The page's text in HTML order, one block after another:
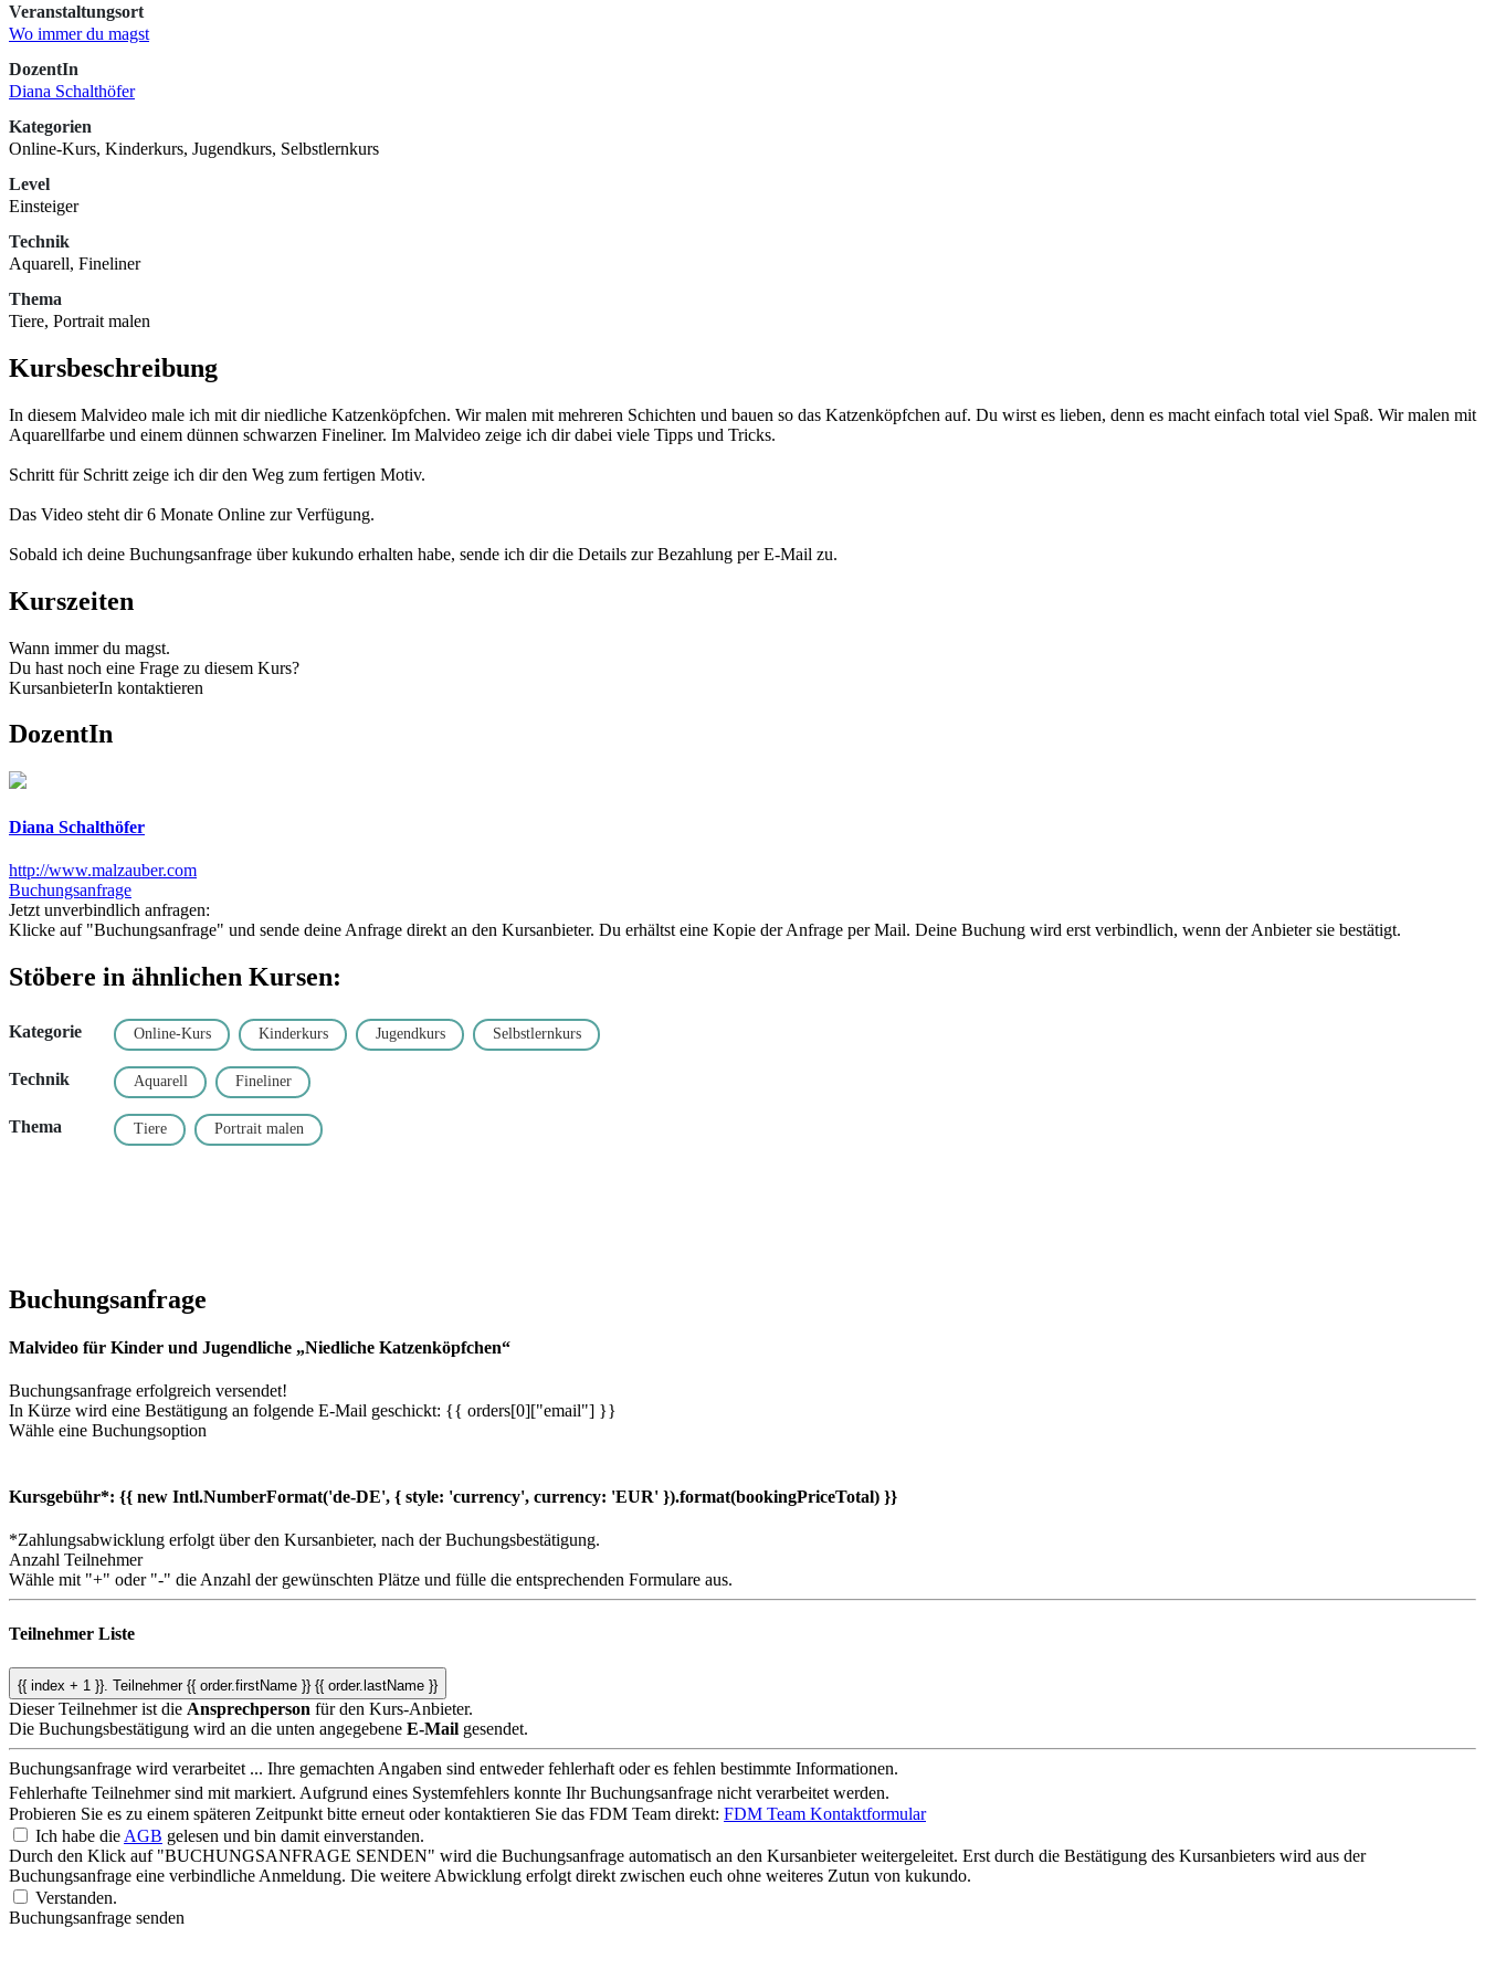
Veranstaltungsort
Wo immer du magst
DozentIn
Diana Schalthöfer
Kategorien
Online-Kurs, Kinderkurs, Jugendkurs, Selbstlernkurs
Level
Einsteiger
Technik
Aquarell, Fineliner
Thema
Tiere, Portrait malen
Kursbeschreibung
In diesem Malvideo male ich mit dir niedliche Katzenköpfchen. Wir malen mit mehreren Schichten und bauen so das Katzenköpfchen auf. Du wirst es lieben, denn es macht einfach total viel Spaß. Wir malen mit
Aquarellfarbe und einem dünnen schwarzen Fineliner. Im Malvideo zeige ich dir dabei viele Tipps und Tricks.
Schritt für Schritt zeige ich dir den Weg zum fertigen Motiv.
Das Video steht dir 6 Monate Online zur Verfügung.
Sobald ich deine Buchungsanfrage über kukundo erhalten habe, sende ich dir die Details zur Bezahlung per E-Mail zu.
Kurszeiten
Wann immer du magst.
Du hast noch eine Frage zu diesem Kurs?
KursanbieterIn kontaktieren
DozentIn
Diana Schalthöfer
http://www.malzauber.com
Buchungsanfrage
Jetzt unverbindlich anfragen:
Klicke auf "Buchungsanfrage" und sende deine Anfrage direkt an den Kursanbieter. Du erhältst eine Kopie der Anfrage per Mail. Deine Buchung wird erst verbindlich, wenn der Anbieter sie bestätigt.
Stöbere in ähnlichen Kursen:
Kategorie Online-Kurs Kinderkurs Jugendkurs Selbstlernkurs
Technik Aquarell Fineliner
Thema Tiere Portrait malen
Buchungsanfrage
Malvideo für Kinder und Jugendliche „Niedliche Katzenköpfchen“
Buchungsanfrage erfolgreich versendet!
In Kürze wird eine Bestätigung an folgende E-Mail geschickt: {{ orders[0]["email"] }}
Wähle eine Buchungsoption
Kursgebühr*: {{ new Intl.NumberFormat('de-DE', { style: 'currency', currency: 'EUR' }).format(bookingPriceTotal) }}
*Zahlungsabwicklung erfolgt über den Kursanbieter, nach der Buchungsbestätigung.
Anzahl Teilnehmer
Wähle mit "+" oder "-" die Anzahl der gewünschten Plätze und fülle die entsprechenden Formulare aus.
Teilnehmer Liste
{{ index + 1 }}. Teilnehmer {{ order.firstName }} {{ order.lastName }}
Dieser Teilnehmer ist die Ansprechperson für den Kurs-Anbieter.
Die Buchungsbestätigung wird an die unten angegebene E-Mail gesendet.
Buchungsanfrage wird verarbeitet ... Ihre gemachten Angaben sind entweder fehlerhaft oder es fehlen bestimmte Informationen.
Fehlerhafte Teilnehmer sind mitmarkiert. Aufgrund eines Systemfehlers konnte Ihr Buchungsanfrage nicht verarbeitet werden.
Probieren Sie es zu einem späteren Zeitpunkt bitte erneut oder kontaktieren Sie das FDM Team direkt: FDM Team Kontaktformular
Ich habe dieAGB gelesen und bin damit einverstanden.
Durch den Klick auf "BUCHUNGSANFRAGE SENDEN" wird die Buchungsanfrage automatisch an den Kursanbieter weitergeleitet. Erst durch die Bestätigung des Kursanbieters wird aus der
Buchungsanfrage eine verbindliche Anmeldung. Die weitere Abwicklung erfolgt direkt zwischen euch ohne weiteres Zutun von kukundo.
Verstanden.
Buchungsanfrage senden